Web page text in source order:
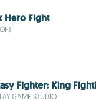
Hero Fight
Fighter: King
GAME STUDIO